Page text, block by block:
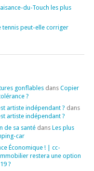
du-Touch les plus
tennis peut-elle corriger
gonflables dans Copier
?
artiste indépendant ? dans
artiste indépendant ?
de sa santé dans Les plus
car
Économique ! | cc-
restera une option
?